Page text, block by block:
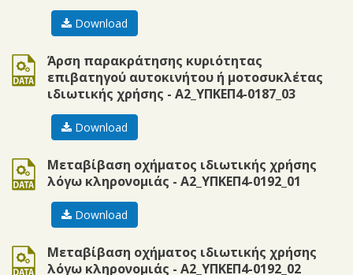
Download
Άρση παρακράτησης κυριότητας
επιβατηγού αυτοκινήτου ή μοτοσυκλέτας
ιδιωτικής χρήσης - Α2_ΥΠΚΕΠ4-0187_03
doc
Download
Μεταβίβαση οχήματος ιδιωτικής χρήσης
λόγω κληρονομιάς - Α2_ΥΠΚΕΠ4-0192_01
doc
Download
Μεταβίβαση οχήματος ιδιωτικής χρήσης
λόγω κληρονομιάς - Α2_ΥΠΚΕΠ4-0192_02
doc